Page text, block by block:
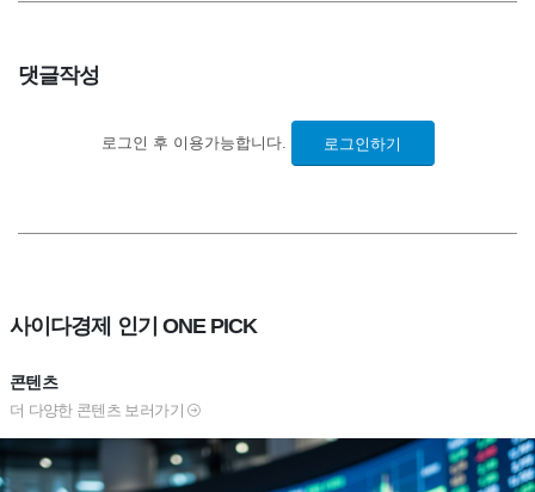
댓글작성
로그인 후 이용가능합니다. 로그인하기
사이다경제 인기 ONE PICK
콘텐츠
더 다양한 콘텐츠 보러가기